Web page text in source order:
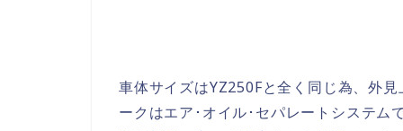
車体サイズはYZ250Fと全く同じ為、外
ークはエア･オイル･セパレートシステム